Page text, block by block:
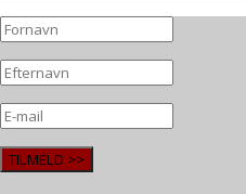
TILMELD >>